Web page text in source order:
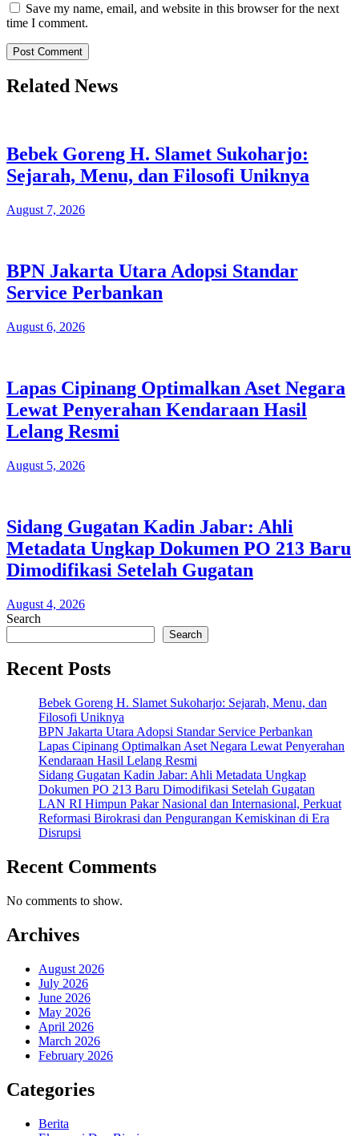
Save my name, email, and website in this browser for the next
time I comment.
Related News
Bebek Goreng H. Slamet Sukoharjo:
Sejarah, Menu, dan Filosofi Uniknya
August 7, 2026
BPN Jakarta Utara Adopsi Standar
Service Perbankan
August 6, 2026
Lapas Cipinang Optimalkan Aset Negara
Lewat Penyerahan Kendaraan Hasil
Lelang Resmi
August 5, 2026
Sidang Gugatan Kadin Jabar: Ahli
Metadata Ungkap Dokumen PO 213 Baru
Dimodifikasi Setelah Gugatan
August 4, 2026
Search
Search
Recent Posts
Bebek Goreng H. Slamet Sukoharjo: Sejarah, Menu, dan
Filosofi Uniknya
BPN Jakarta Utara Adopsi Standar Service Perbankan
Lapas Cipinang Optimalkan Aset Negara Lewat Penyerahan
Kendaraan Hasil Lelang Resmi
Sidang Gugatan Kadin Jabar: Ahli Metadata Ungkap
Dokumen PO 213 Baru Dimodifikasi Setelah Gugatan
LAN RI Himpun Pakar Nasional dan Internasional, Perkuat
Reformasi Birokrasi dan Pengurangan Kemiskinan di Era
Disrupsi
Recent Comments
No comments to show.
Archives
August 2026
July 2026
June 2026
May 2026
April 2026
March 2026
February 2026
Categories
Berita